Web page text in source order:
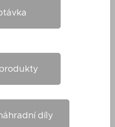
díly